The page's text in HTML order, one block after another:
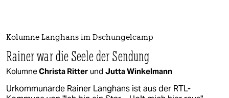
Kolumne Langhans im Dschungelcamp
Rainer war die Seele der Sendung
KolumneChrista Ritter und Jutta Winkelmann
Urkommunarde Rainer Langhans ist aus der RTL-